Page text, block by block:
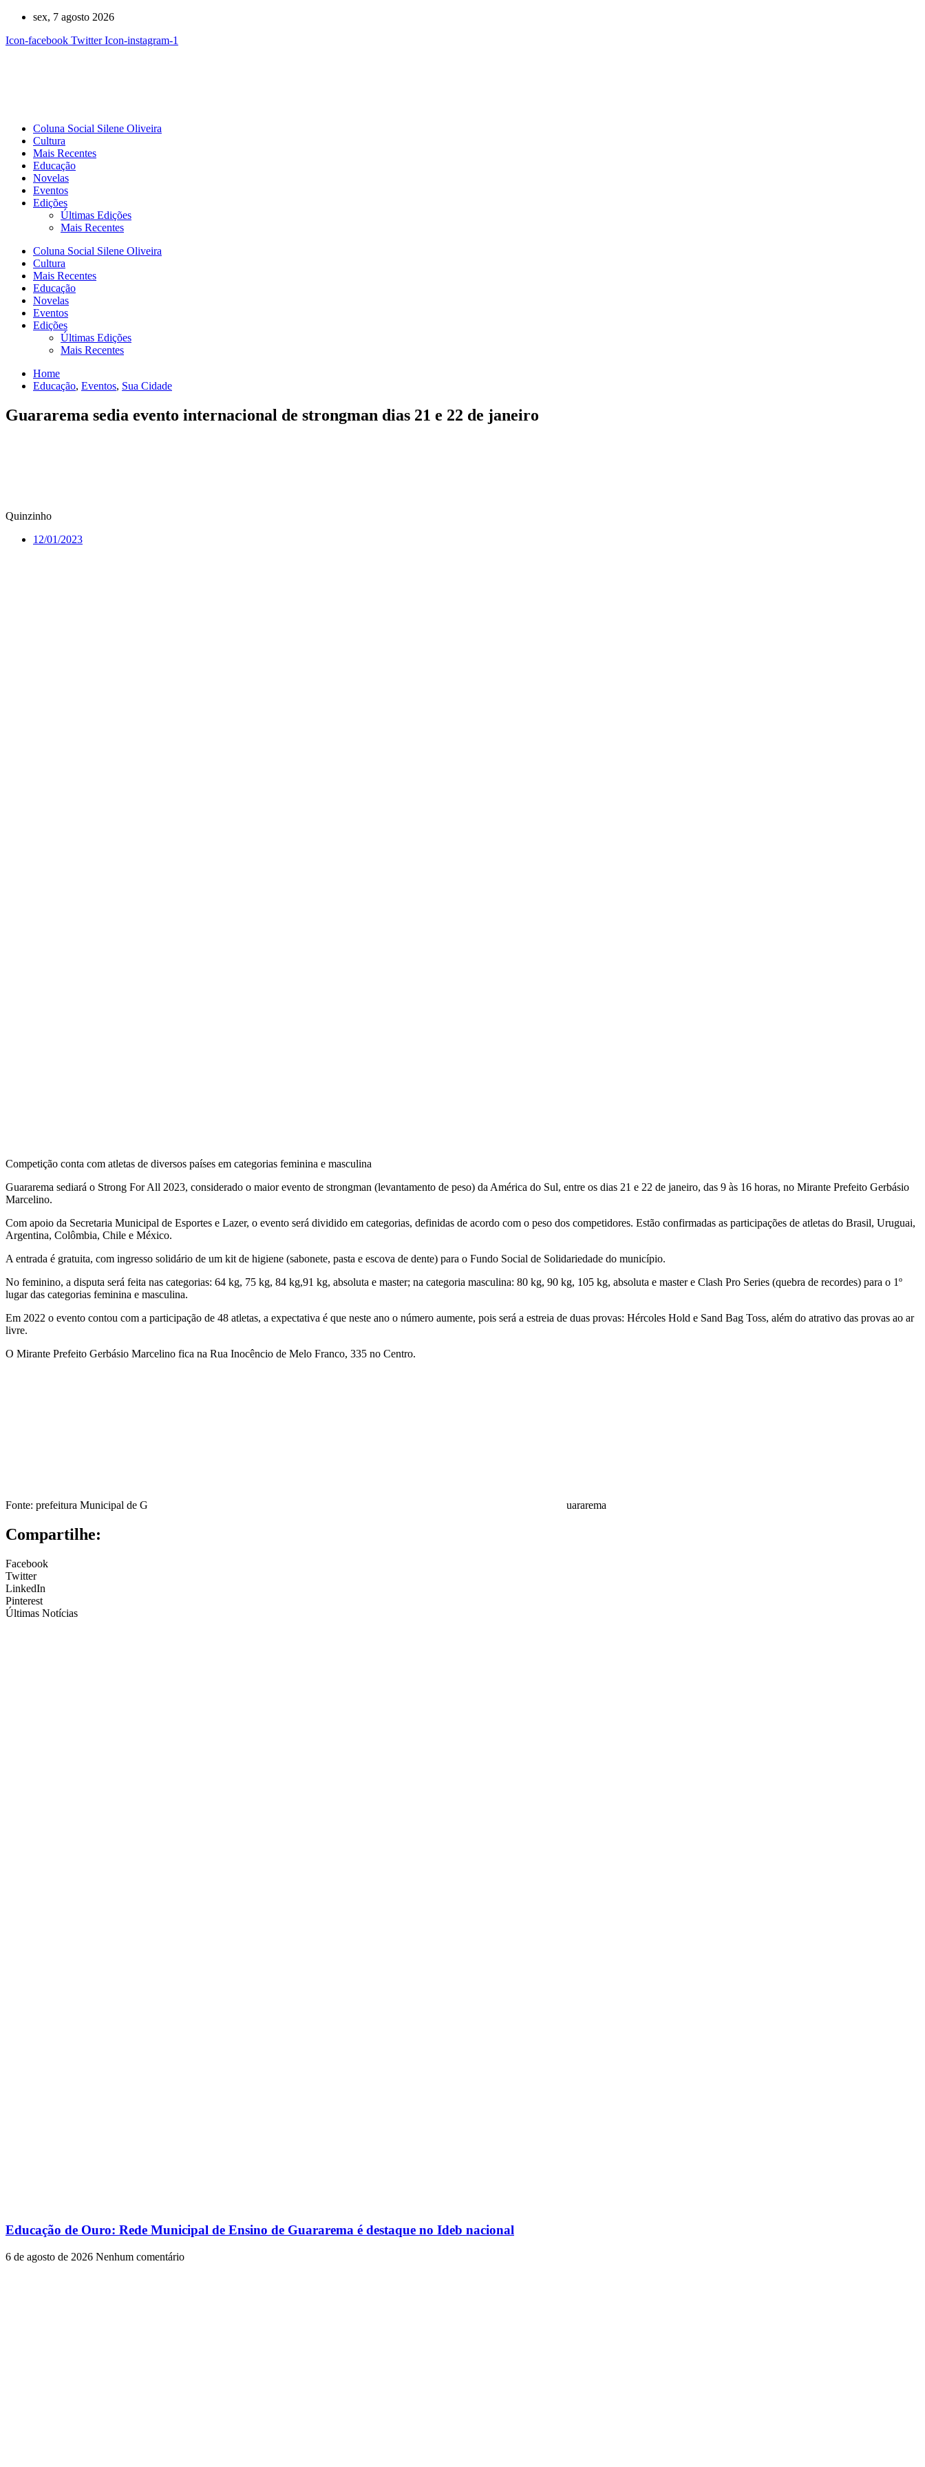
o
sex, 7 agosto 2026
Icon-facebook Twitter Icon-instagram-1
Coluna Social Silene Oliveira
Cultura
Mais Recentes
Educação
Novelas
Eventos
Edições
Últimas Edições
Mais Recentes
Coluna Social Silene Oliveira
Cultura
Mais Recentes
Educação
Novelas
Eventos
Edições
Últimas Edições
Mais Recentes
Home
Educação, Eventos, Sua Cidade
Guararema sedia evento internacional de strongman dias 21 e 22 de janeiro
Quinzinho
12/01/2023
Competição conta com atletas de diversos países em categorias feminina e masculina
Guararema sediará o Strong For All 2023, considerado o maior evento de strongman (levantamento de peso) da América do Sul, entre os dias 21 e 22 de janeiro, das 9 às 16 horas, no Mirante Prefeito Gerbásio
Marcelino.
Com apoio da Secretaria Municipal de Esportes e Lazer, o evento será dividido em categorias, definidas de acordo com o peso dos competidores. Estão confirmadas as participações de atletas do Brasil, Uruguai,
Argentina, Colômbia, Chile e México.
A entrada é gratuita, com ingresso solidário de um kit de higiene (sabonete, pasta e escova de dente) para o Fundo Social de Solidariedade do município.
No feminino, a disputa será feita nas categorias: 64 kg, 75 kg, 84 kg,91 kg, absoluta e master; na categoria masculina: 80 kg, 90 kg, 105 kg, absoluta e master e Clash Pro Series (quebra de recordes) para o 1º
lugar das categorias feminina e masculina.
Em 2022 o evento contou com a participação de 48 atletas, a expectativa é que neste ano o número aumente, pois será a estreia de duas provas: Hércoles Hold e Sand Bag Toss, além do atrativo das provas ao ar
livre.
O Mirante Prefeito Gerbásio Marcelino fica na Rua Inocêncio de Melo Franco, 335 no Centro.
Fonte: prefeitura Municipal de G uararema
Compartilhe:
Facebook
Twitter
LinkedIn
Pinterest
Últimas Notícias
Educação de Ouro: Rede Municipal de Ensino de Guararema é destaque no Ideb nacional
6 de agosto de 2026 Nenhum comentário